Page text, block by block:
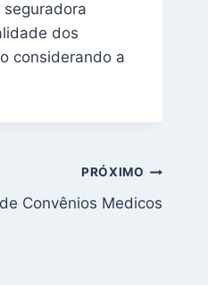
dos
considerando a
PRÓXIMO
Convênios Medicos